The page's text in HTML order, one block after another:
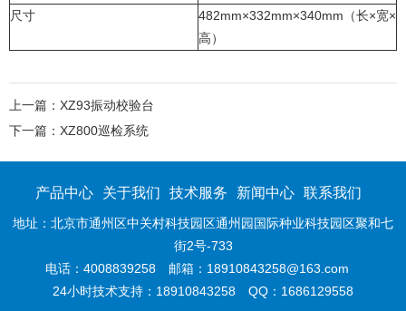
尺寸
482mm×332mm×340mm（长×宽×
高）
上一篇：XZ93振动校验台
下一篇：XZ800巡检系统
产品中心 关于我们 技术服务 新闻中心 联系我们
地址：北京市通州区中关村科技园区通州园国际种业科技园区聚和七
街2号-733
电话：4008839258
邮箱：18910843258@163.com
24小时技术支持：18910843258
QQ：1686129558